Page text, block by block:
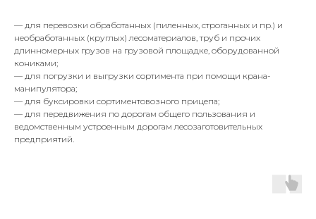
— для перевозки обработанных (пиленных, строганных и пр.) и
необработанных (круглых) лесоматериалов, труб и прочих
длинномерных грузов на грузовой площадке, оборудованной
кониками;
— для погрузки и выгрузки сортимента при помощи крана-
манипулятора;
— для буксировки сортиментовозного прицепа;
— для передвижения по дорогам общего пользования и
ведомственным устроенным дорогам лесозаготовительных
предприятий.